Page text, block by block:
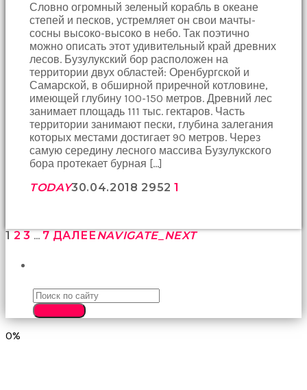
Словно огромный зеленый корабль в океане
степей и песков, устремляет он свои мачты-
сосны высоко-высоко в небо. Так поэтично
можно описать этот удивительный край древних
лесов. Бузулукский бор расположен на
территории двух областей: Оренбургской и
Самарской, в обширной приречной котловине,
имеющей глубину 100-150 метров. Древний лес
занимает площадь 111 тыс. гектаров. Часть
территории занимают пески, глубина залегания
которых местами достигает 90 метров. Через
самую середину лесного массива Бузулукского
бора протекает бурная […]
TODAY30.04.2018 2952 1
1 2 3 … 7 ДАЛЕЕNAVIGATE_NEXT
0%